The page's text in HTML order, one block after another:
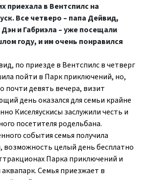
приехала в Вентспилс на
Все четверо – папа Дейвид,
и Габриэла – уже посещали
году, и им очень понравился
по приезде в Вентспилс в четверг
пойти в Парк приключений, но,
почти девять вечера, визит
день оказался для семьи крайне
Киселяускисы заслужили честь и
посетителя родельбана.
события семья получила
возможность целый день бесплатно
Парка приключений и
Семья приезжает в